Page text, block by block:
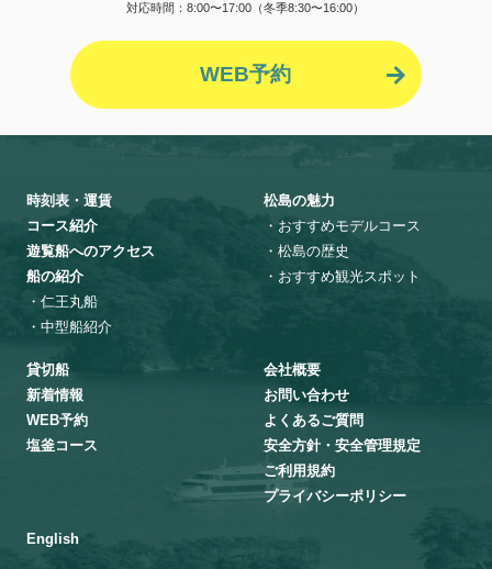
対応時間：8:00〜17:00（冬季8:30〜16:00）
WEB予約
時刻表・運賃
コース紹介
遊覧船へのアクセス
船の紹介
・仁王丸船
・中型船紹介
松島の魅力
・おすすめモデルコース
・松島の歴史
・おすすめ観光スポット
貸切船
新着情報
WEB予約
塩釜コース
会社概要
お問い合わせ
よくあるご質問
安全方針・安全管理規定
ご利用規約
プライバシーポリシー
English